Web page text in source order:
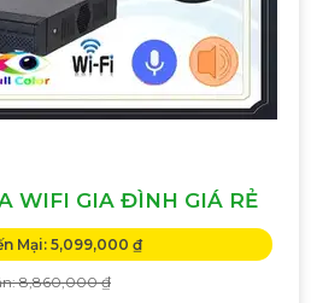
WIFI GIA ĐÌNH GIÁ RẺ
Mại: 5,099,000 ₫
8,860,000 ₫